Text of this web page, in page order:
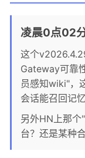
凌晨0点02
这个
Gateway可靠
员感知wiki"，
会话能召回记
另外HN上那
台？还是某种